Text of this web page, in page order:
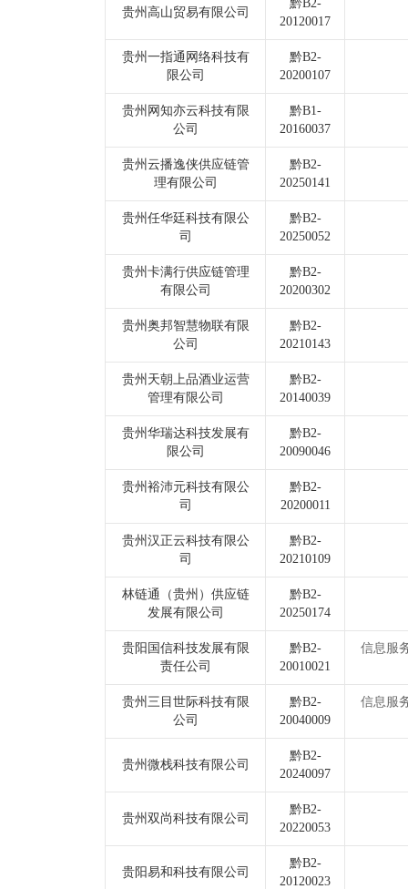
贵州高山贸易有限公司
黔B2-
20120017
贵州一指通网络科技有
限公司
黔B2-
20200107
贵州网知亦云科技有限
公司
黔B1-
20160037
贵州云播逸侠供应链管
理有限公司
黔B2-
20250141
贵州任华廷科技有限公
司
黔B2-
20250052
贵州卡满行供应链管理
有限公司
黔B2-
20200302
贵州奥邦智慧物联有限
公司
黔B2-
20210143
贵州天朝上品酒业运营
管理有限公司
黔B2-
20140039
贵州华瑞达科技发展有
限公司
黔B2-
20090046
贵州裕沛元科技有限公
司
黔B2-
20200011
贵州汉正云科技有限公
司
黔B2-
20210109
林链通（贵州）供应链
发展有限公司
黔B2-
20250174
贵阳国信科技发展有限
责任公司
黔B2-
20010021
信息服
贵州三目世际科技有限
公司
黔B2-
20040009
信息服
贵州微栈科技有限公司
黔B2-
20240097
贵州双尚科技有限公司
黔B2-
20220053
贵阳易和科技有限公司
黔B2-
20120023